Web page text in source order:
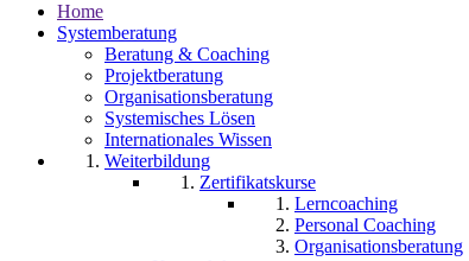
Home
Systemberatung
Beratung & Coaching
Projektberatung
Organisationsberatung
Systemisches Lösen
Internationales Wissen
Weiterbildung
Zertifikatskurse
Lerncoaching
Personal Coaching
Organisationsberatung